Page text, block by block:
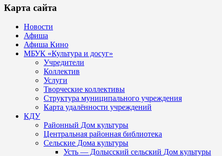
Карта сайта
Новости
Афиша
Афиша Кино
МБУК «Культура и досуг»
Учредители
Коллектив
Услуги
Творческие коллективы
Структура муниципального учреждения
Карта удалённости учреждений
КДУ
Районный Дом культуры
Центральная районная библиотека
Сельские Дома культуры
Усть — Долысский сельский Дом культуры